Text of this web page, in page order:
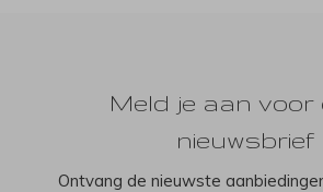
Meld je aan voor
nieuwsbrief
Ontvang de nieuwste